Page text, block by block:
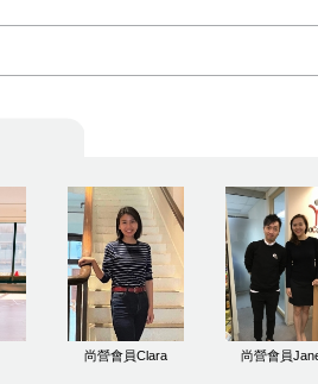
尚營會員Clara 尚營會員